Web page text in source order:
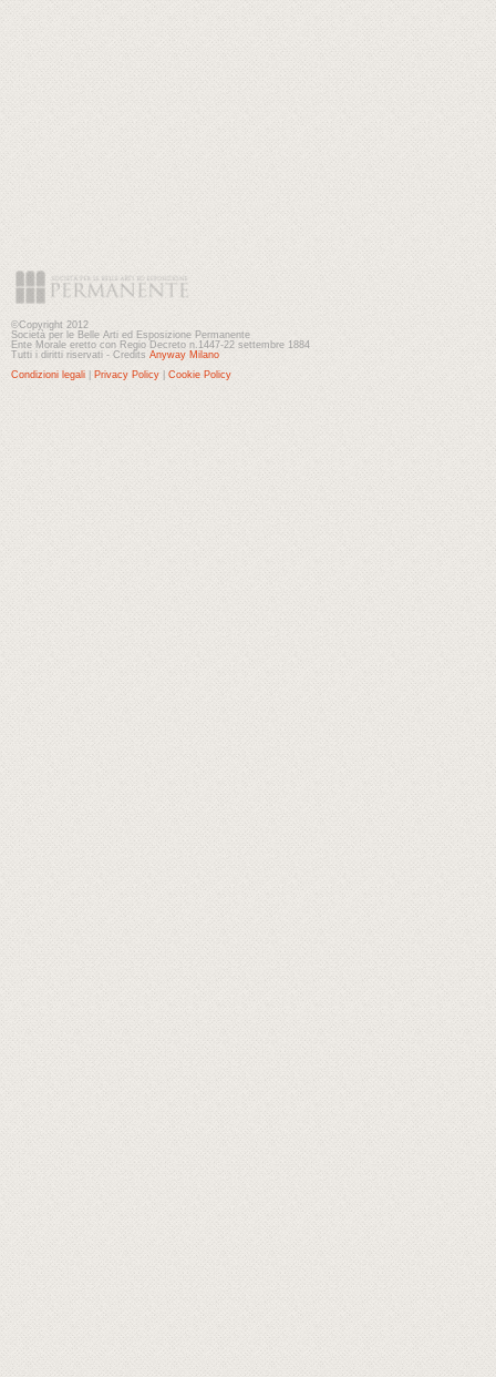
©Copyright 2012
Società per le Belle Arti ed Esposizione Permanente
Ente Morale eretto con Regio Decreto n.1447-22 settembre 1884
Tutti i diritti riservati - Credits Anyway Milano
Condizioni legali
Privacy Policy Cookie Policy